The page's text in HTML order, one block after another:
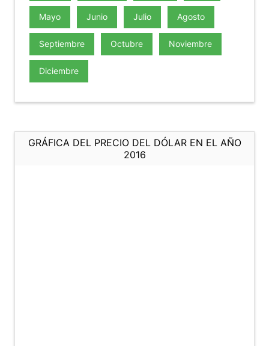
Mayo Junio Julio Agosto
Septiembre Octubre Noviembre
Diciembre
GRÁFICA DEL PRECIO DEL DÓLAR EN EL AÑO
2016